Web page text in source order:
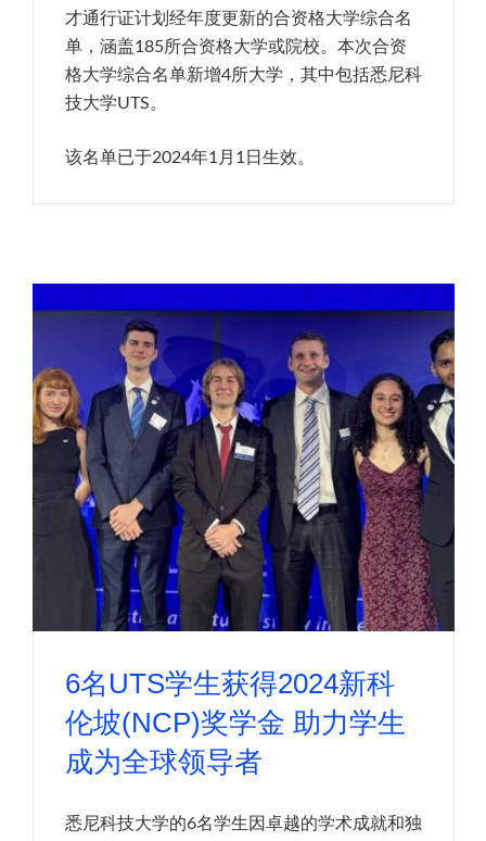
才通行证计划经年度更新的合资格大学综合名
单，涵盖185所合资格大学或院校。本次合资
格大学综合名单新增4所大学，其中包括悉尼科
技大学UTS。
该名单已于2024年1月1日生效。
6名UTS学生获得2024新科
伦坡(NCP)奖学金 助力学生
成为全球领导者
悉尼科技大学的6名学生因卓越的学术成就和独